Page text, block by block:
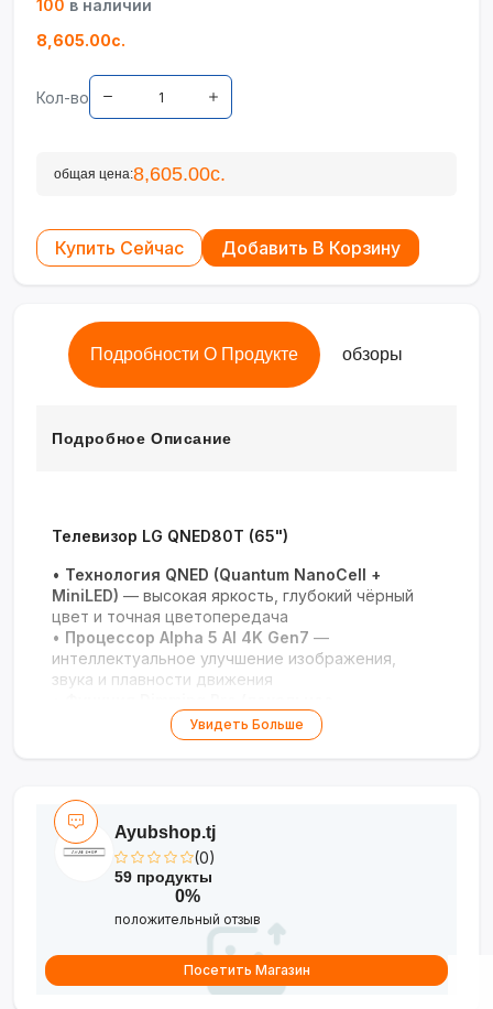
100 в наличии
8,605.00с.
Кол-во
общая цена:8,605.00с.
Купить Сейчас Добавить В Корзину
Подробности О Продукте обзоры
Подробное Описание
Телевизор LG QNED80T (65")
• Технология QNED (Quantum NanoCell +
MiniLED) — высокая яркость, глубокий чёрный
цвет и точная цветопередача
• Процессор Alpha 5 AI 4K Gen7 —
интеллектуальное улучшение изображения,
звука и плавности движения
— улучшенная контрастность и
детализация в тёмных сценах
приложениям
• Искусственный интеллект (AI)
настроек под контент и окружение
Увидеть Больше
Ayubshop.tj
(0)
59 продукты
0%
положительный отзыв
Посетить Магазин